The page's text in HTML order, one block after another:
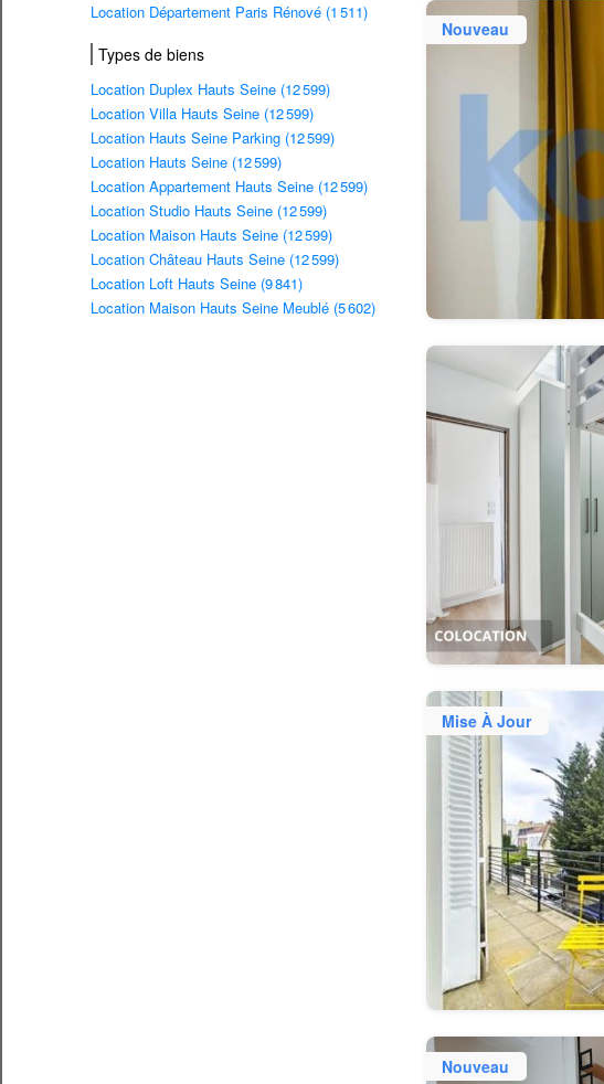
Location Département Paris Rénové (1 511)
Types de biens
Location Duplex Hauts Seine (12 599)
Location Villa Hauts Seine (12 599)
Location Hauts Seine Parking (12 599)
Location Hauts Seine (12 599)
Location Appartement Hauts Seine (12 599)
Location Studio Hauts Seine (12 599)
Location Maison Hauts Seine (12 599)
Location Château Hauts Seine (12 599)
Location Loft Hauts Seine (9 841)
Location Maison Hauts Seine Meublé (5 602)
Nouveau
Mise À Jour
Nouveau